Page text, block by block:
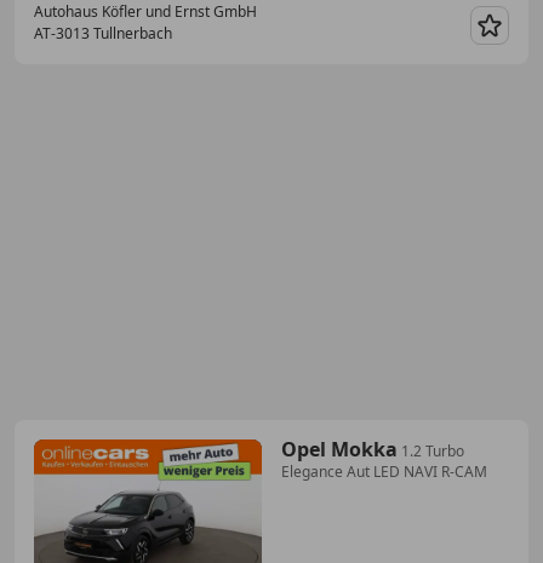
Autohaus Köfler und Ernst GmbH
AT-3013 Tullnerbach
Opel Mokka 1.2 Turbo
Elegance Aut LED NAVI R-CAM